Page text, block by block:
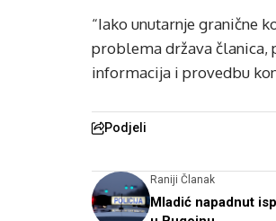
“Iako unutarnje granične
problema država članica,
informacija i provedbu
Podjeli
Raniji Članak
Mladić napadnut